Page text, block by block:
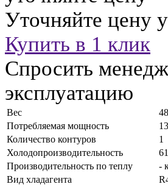
Уточняйте цену
Купить в 1 клик
Спросить
эксплуатацию
Вес
Потребляемая мощность
Количество контуров
1
Холодопроизводительность
Производительность по теплу
-
Вид хладагента